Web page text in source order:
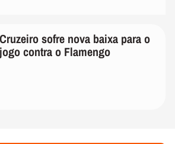
Cruzeiro sofre nova baixa para o
jogo contra o Flamengo